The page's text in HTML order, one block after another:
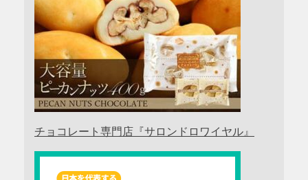
チョコレート専門店『サロンドロワイヤル』